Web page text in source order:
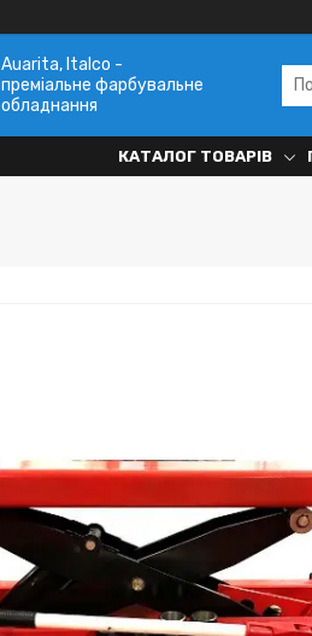
Auarita, Italco -
преміальне фарбувальне
обладнання
КАТАЛОГ ТОВАРІВ